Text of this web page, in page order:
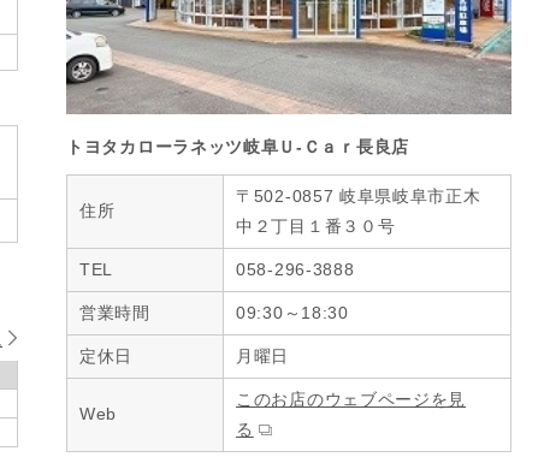
トヨタカローラネッツ岐阜Ｕ‐Ｃａｒ長良店
住所
〒502-0857 岐阜県岐阜市正木
中２丁目１番３０号
TEL 058-296-3888
営業時間 09:30～18:30
定休日 月曜日
Web
このお店のウェブページを見
る